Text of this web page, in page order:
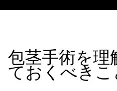
包茎手術を理
ておくべきこ